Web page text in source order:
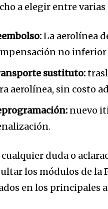
a elegir entre
La aerolínea
no
sustituto:
aerolínea, sin costo
nuevo
cualquier duda o
los módulos de la
en los principales